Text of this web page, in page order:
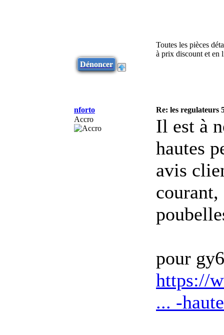
Toutes les pièces
à prix discount et
Dénoncer
nforto
Re: les regulateurs
Accro
Il est à
hautes
avis
courant,
pour
https://
... -